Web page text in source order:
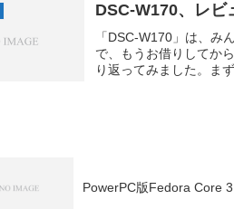
DSC-W170、レビ
「DSC-W170」は、み
で、もうお借りしてか
り返ってみました。ま
PowerPC版Fedora Core 3